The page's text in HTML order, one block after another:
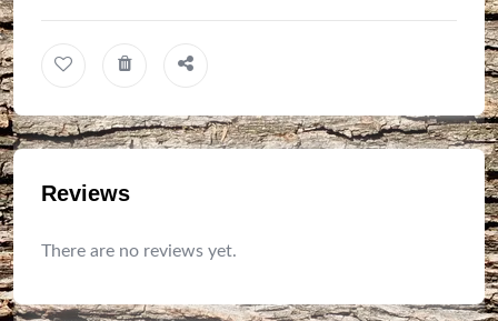
Reviews
There are no reviews yet.